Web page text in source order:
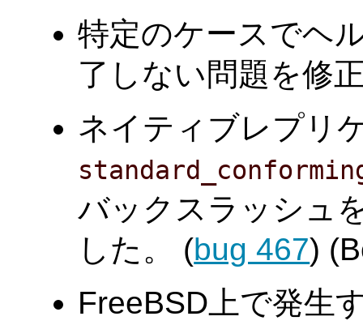
特定のケースでヘ
了しない問題を修
ネイティブレプリ
バックスラッシュ
した。 (bug 467)
FreeBSD上で発生